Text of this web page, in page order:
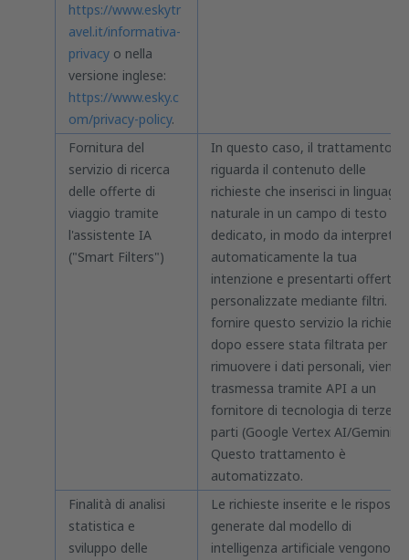
https://www.eskytr
avel.it/informativa-
privacy o nella
versione inglese:
https://www.esky.c
om/privacy-policy.
Fornitura del
servizio di ricerca
delle offerte di
viaggio tramite
l'assistente IA
("Smart Filters")
In questo caso, il trattamento
riguarda il contenuto delle
richieste che inserisci in
naturale in un campo di testo
dedicato, in modo da
automaticamente la tua
intenzione e presentarti offerte
personalizzate mediante filtri.
fornire questo servizio la
dopo essere stata filtrata per
rimuovere i dati personali, viene
trasmessa tramite API a un
fornitore di tecnologia di terze
parti (Google Vertex AI/Gemini).
Questo trattamento è
automatizzato.
Finalità di analisi
statistica e
sviluppo delle
Le richieste inserite e le risposte
generate dal modello di
intelligenza artificiale vengono